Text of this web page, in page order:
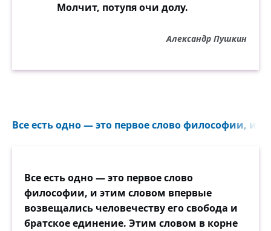
Молчит, потупя очи долу.
Александр Пушкин
Все есть одно — это первое слово философии, и
Все есть одно — это первое слово
философии, и этим словом впервые
возвещались человечеству его свобода и
братское единение. Этим словом в корне